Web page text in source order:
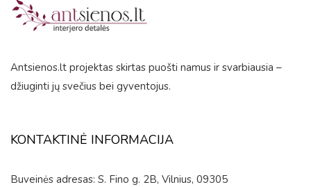
Antsienos.lt projektas skirtas puošti namus ir svarbiausia –
džiuginti jų svečius bei gyventojus.
KONTAKTINĖ INFORMACIJA
Buveinės adresas: S. Fino g. 2B, Vilnius, 09305